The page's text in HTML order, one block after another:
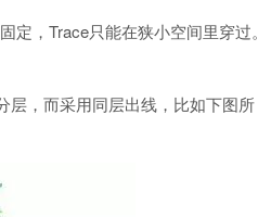
，Trace只能在狭小空间里穿过。
层，而采用同层出线，比如下图所